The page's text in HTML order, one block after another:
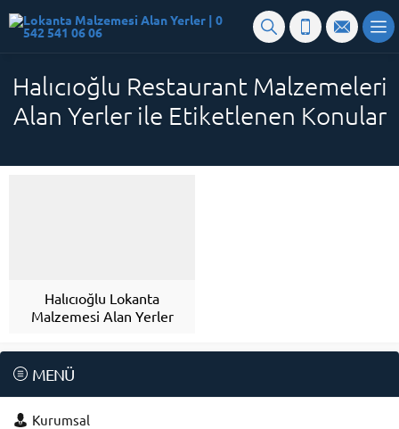
Halıcıoğlu Restaurant Malzemeleri
Alan Yerler ile Etiketlenen Konular
Halıcıoğlu Lokanta
Malzemesi Alan Yerler
MENÜ
Kurumsal